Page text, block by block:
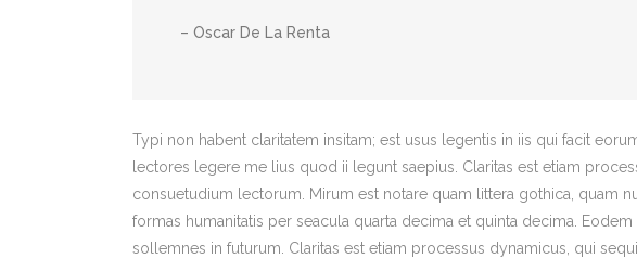
– Oscar De La Renta
Typi non habent claritatem insitam; est usus legentis in iis qui facit
lectores legere me lius quod ii legunt saepius. Claritas est etiam
consuetudium lectorum. Mirum est notare quam littera gothica, quam
formas humanitatis per seacula quarta decima et quinta decima.
sollemnes in futurum. Claritas est etiam processus dynamicus, qui